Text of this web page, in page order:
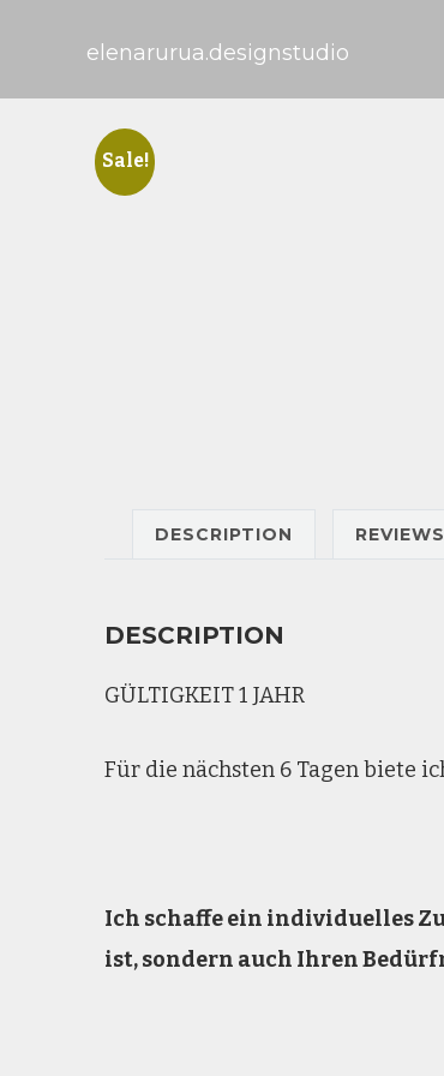
elenarurua.designstudio
Sale!
DESCRIPTION
DESCRIPTION
GÜLTIGKEIT 1 JAHR
Für die nächsten 6 Tagen biete
Ich schaffe ein individuelles
ist, sondern auch Ihren